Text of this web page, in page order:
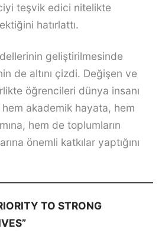
teşvik edici nitelikte
hatırlattı.
geliştirilmesinde
de altını çizdi. Değişen ve
öğrencileri dünya insanı
akademik hayata, hem
hem de toplumların
önemli katkılar yaptığını
TO STRONG